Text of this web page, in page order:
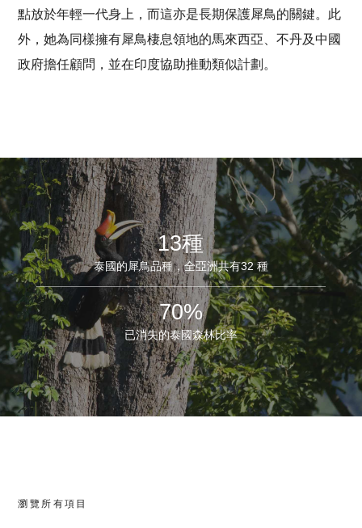
點放於年輕一代身上，而這亦是長期保護犀鳥的關鍵。此
外，她為同樣擁有犀鳥棲息領地的馬來西亞、不丹及中國
政府擔任顧問，並在印度協助推動類似計劃。
13種
泰國的犀鳥品種，全亞洲共有32 種
70%
已消失的泰國森林比率
瀏覽所有項目